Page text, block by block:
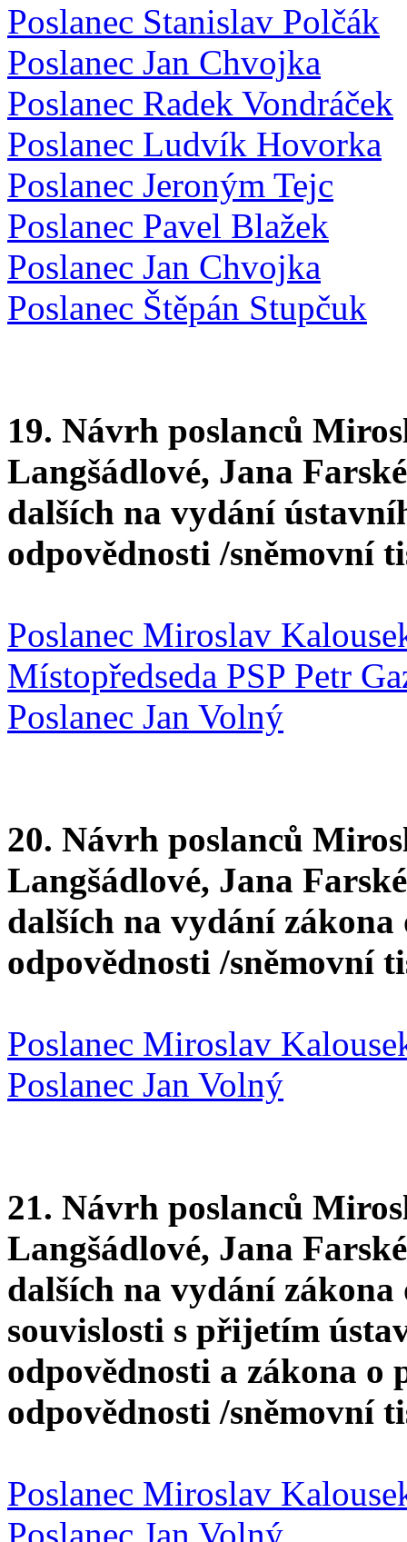
Poslanec Stanislav Polčák
Poslanec Jan Chvojka
Poslanec Radek Vondráček
Poslanec Ludvík Hovorka
Poslanec Jeroným Tejc
Poslanec Pavel Blažek
Poslanec Jan Chvojka
Poslanec Štěpán Stupčuk
19. Návrh poslanců
Langšádlové, Jana
dalších na vydání
odpovědnosti /sněmovní
Poslanec Miroslav
Místopředseda PSP Petr
Poslanec Jan Volný
20. Návrh poslanců
Langšádlové, Jana
dalších na vydání
odpovědnosti /sněmovní
Poslanec Miroslav
Poslanec Jan Volný
21. Návrh poslanců
Langšádlové, Jana
dalších na vydání zákona
souvislosti s přijetím
odpovědnosti a zákona o
odpovědnosti /sněmovní
Poslanec Miroslav
Poslanec Jan Volný